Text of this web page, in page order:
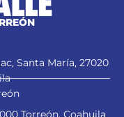
Santa María, 27020
Torreón, Coahuila